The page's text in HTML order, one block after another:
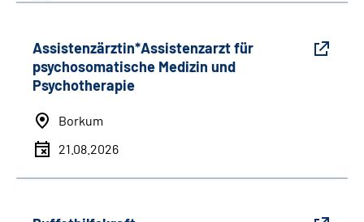
Assistenzärztin*Assistenzarzt für
psychosomatische Medizin und
Psychotherapie
Borkum
21.08.2026